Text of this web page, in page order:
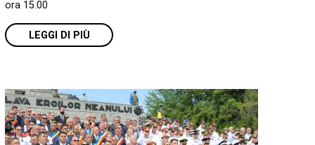
ora 15.00
LEGGI DI PIÙ